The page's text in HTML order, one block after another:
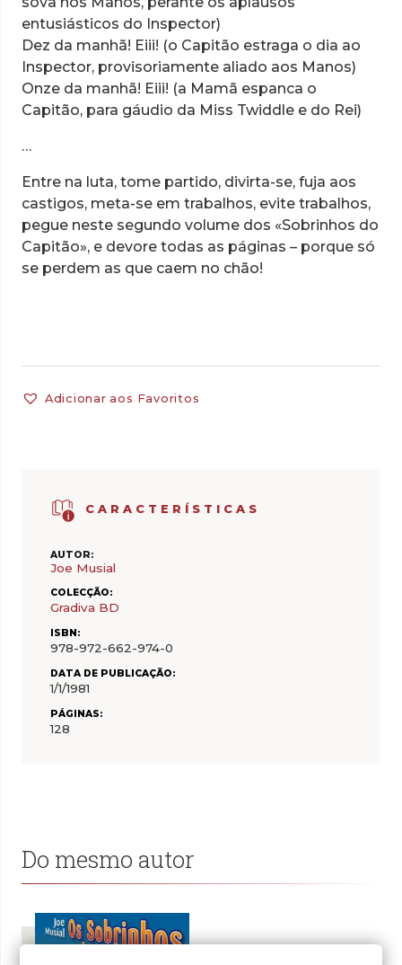
CARACTERÍSTICAS
AUTOR:
Joe Musial
COLECÇÃO:
Gradiva BD
ISBN:
978-972-662-974-0
DATA DE PUBLICAÇÃO:
1/1/1981
PÁGINAS:
128
entusiásticos do Inspector)
Dez da manhã! Eiii! (o Capitão estraga o dia ao
Inspector, provisoriamente aliado aos Manos)
Onze da manhã! Eiii! (a Mamã espanca o
Capitão, para gáudio da Miss Twiddle e do Rei)
…
Entre na luta, tome partido, divirta-se, fuja aos
castigos, meta-se em trabalhos, evite trabalhos,
pegue neste segundo volume dos «Sobrinhos do
Capitão», e devore todas as páginas – porque só
se perdem as que caem no chão!
Adicionar aos Favoritos
Do mesmo autor